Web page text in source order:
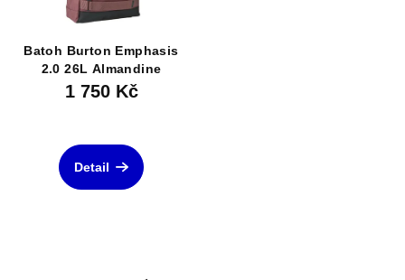
Batoh Burton Emphasis
2.0 26L Almandine
1 750 Kč
Detail